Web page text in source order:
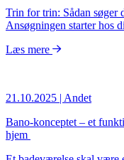
Trin for trin: Sådan søger
Ansøgningen starter hos
Læs mere
21.10.2025 | Andet
Bano-konceptet – et
hjem